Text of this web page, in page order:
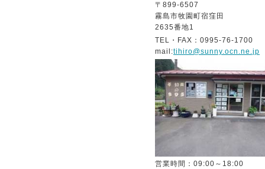
〒899-6507
霧島市牧園町宿窪田
2635番地1
TEL・FAX：0995-76-1700
mail:tihiro@sunny.ocn.ne.jp
営業時間：09:00～18:00